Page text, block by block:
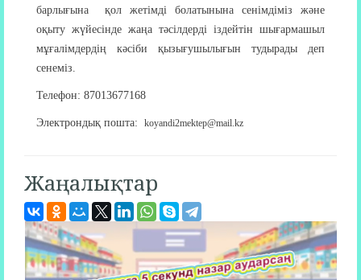
барлығына қол жетімді болатынына сенімдіміз және
оқыту жүйесінде жаңа тәсілдерді іздейтін шығармашыл
мұғалімдердің кәсіби қызығушылығын тудырады деп
сенеміз.
Телефон: 87013677168
Электрондық пошта: koyandi2mektep@mail.kz
Жаңалықтар